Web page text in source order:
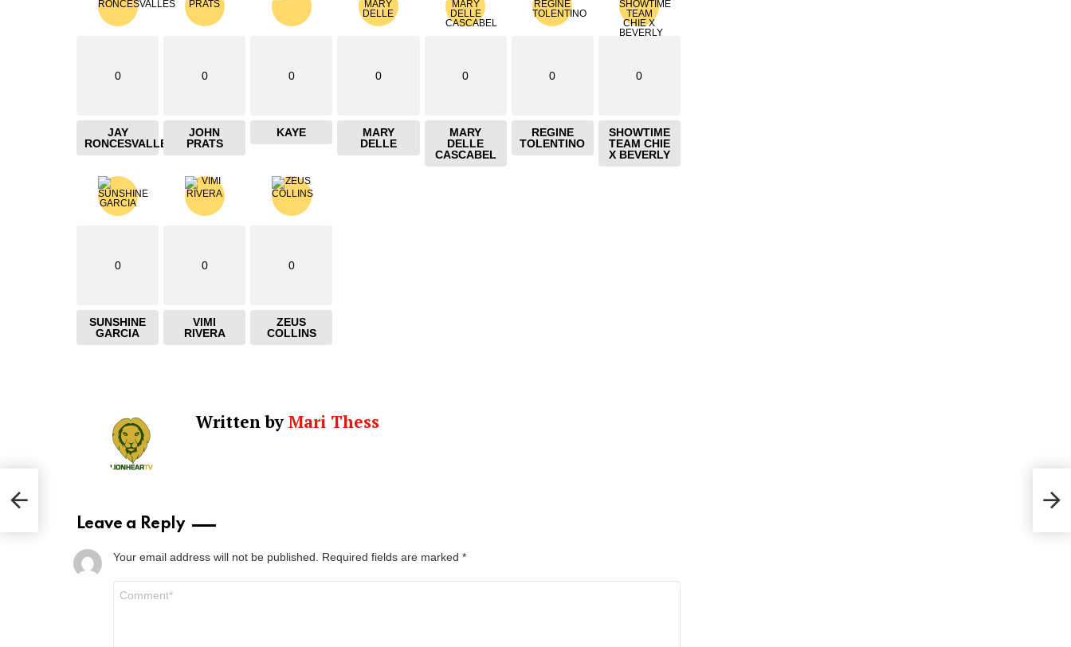
0
JAY
RONCESVALLES
0
JOHN
PRATS
0
KAYE
0
MARY
DELLE
0
MARY
DELLE
CASCABEL
0
REGINE
TOLENTINO
0
SHOWTIME
TEAM CHIE
X BEVERLY
0
SUNSHINE
GARCIA
0
VIMI
RIVERA
0
ZEUS
COLLINS
Written by Mari Thess
Leave a Reply
Your email address will not be published. Required fields are marked *